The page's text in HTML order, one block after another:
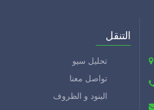
التنقل
تحليل سيو
تواصل معنا
البنود و الظروف